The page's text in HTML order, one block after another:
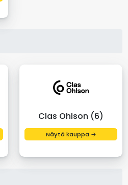
Clas Ohlson (6)
Näytä kauppa →